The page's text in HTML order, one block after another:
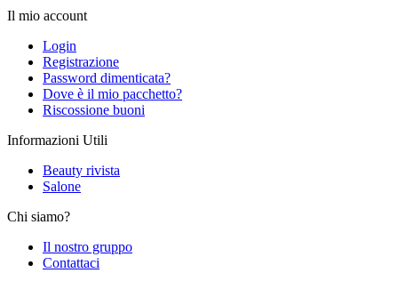
Il mio account
Login
Registrazione
Password dimenticata?
Dove è il mio pacchetto?
Riscossione buoni
Informazioni Utili
Beauty rivista
Salone
Chi siamo?
Il nostro gruppo
Contattaci